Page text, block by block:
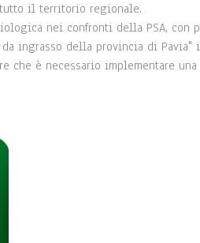
il territorio regionale.
nei confronti della PSA,
ingrasso della provincia di
che è necessario implementare